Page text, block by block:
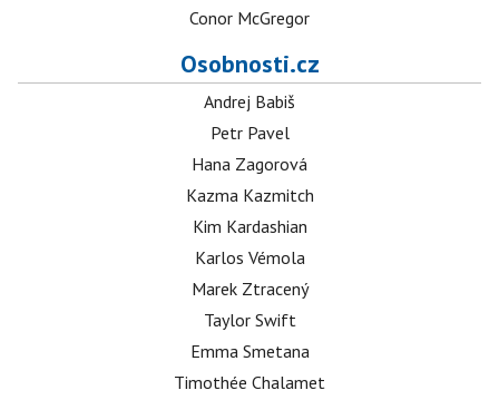
Conor McGregor
Osobnosti.cz
Andrej Babiš
Petr Pavel
Hana Zagorová
Kazma Kazmitch
Kim Kardashian
Karlos Vémola
Marek Ztracený
Taylor Swift
Emma Smetana
Timothée Chalamet